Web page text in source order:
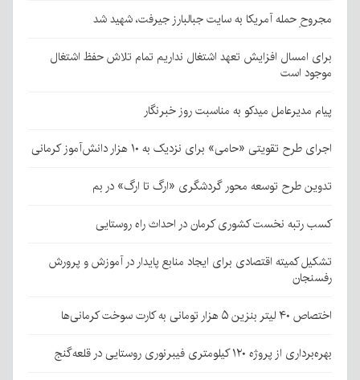
مجروحِ حمله آمریکا به سایت جبالبارز جیرفت، شهید شد
برای امسال افزایش تعهد اشتغال نداریم تمام تلاش حفظ اشتغال
موجود است
پیام مدیرعامل میدکو به مناسبت روز خبرنگار
اجرای طرح تقویتی «حامی» برای نزدیک به ۱۰ هزار دانش‌آموز کرمانی
تدوین طرح توسعه محور گردشگری «ارگ تا ارگ» در بم
کسب رتبه نخست کشوری کرمان در احداث راه روستایی
تشکیل کمیته اقتصادی برای ایجاد منابع پایدار در آموزش و پرورش
رفسنجان
اختصاص ۴۰ لیتر بنزین ۵ هزار تومانی به کارت سوخت کرمانی‌ها
بهره‌برداری از پروژه ۱۲۰ کیلومتری فیبرنوری روستایی در قلعه‌گنج